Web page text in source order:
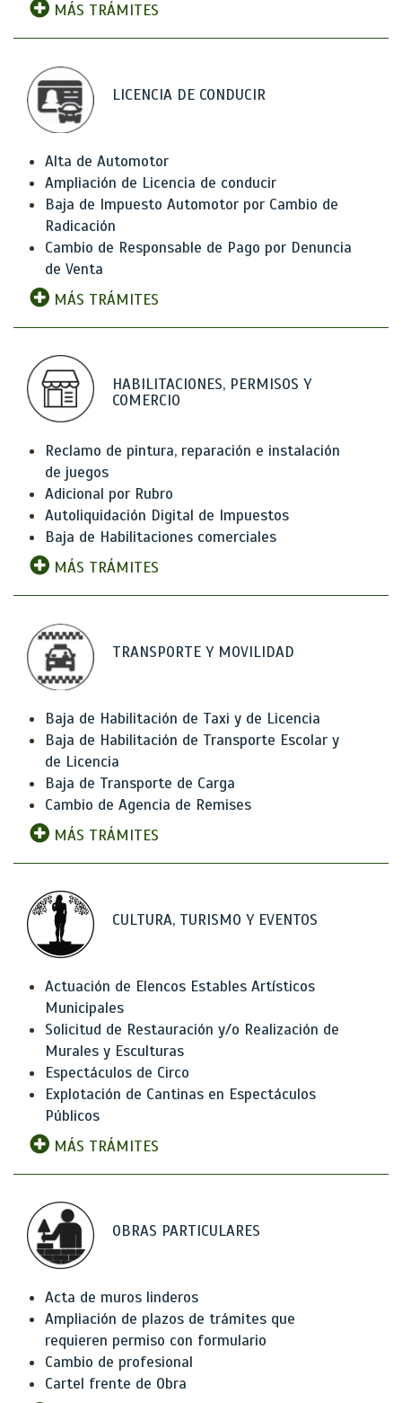
MÁS TRÁMITES
LICENCIA DE CONDUCIR
Alta de Automotor
Ampliación de Licencia de conducir
Baja de Impuesto Automotor por Cambio de
Radicación
Cambio de Responsable de Pago por Denuncia
de Venta
MÁS TRÁMITES
HABILITACIONES, PERMISOS Y
COMERCIO
Reclamo de pintura, reparación e instalación
de juegos
Adicional por Rubro
Autoliquidación Digital de Impuestos
Baja de Habilitaciones comerciales
MÁS TRÁMITES
TRANSPORTE Y MOVILIDAD
Baja de Habilitación de Taxi y de Licencia
Baja de Habilitación de Transporte Escolar y
de Licencia
Baja de Transporte de Carga
Cambio de Agencia de Remises
MÁS TRÁMITES
CULTURA, TURISMO Y EVENTOS
Actuación de Elencos Estables Artísticos
Municipales
Solicitud de Restauración y/o Realización de
Murales y Esculturas
Espectáculos de Circo
Explotación de Cantinas en Espectáculos
Públicos
MÁS TRÁMITES
OBRAS PARTICULARES
Acta de muros linderos
Ampliación de plazos de trámites que
requieren permiso con formulario
Cambio de profesional
Cartel frente de Obra